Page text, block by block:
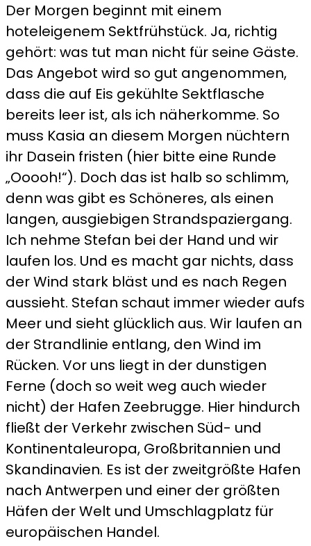
Der Morgen beginnt mit einem
hoteleigenem Sektfrühstück. Ja, richtig
gehört: was tut man nicht für seine Gäste.
Das Angebot wird so gut angenommen,
dass die auf Eis gekühlte Sektflasche
bereits leer ist, als ich näherkomme. So
muss Kasia an diesem Morgen nüchtern
ihr Dasein fristen (hier bitte eine Runde
„Ooooh!“). Doch das ist halb so schlimm,
denn was gibt es Schöneres, als einen
langen, ausgiebigen Strandspaziergang.
Ich nehme Stefan bei der Hand und wir
laufen los. Und es macht gar nichts, dass
der Wind stark bläst und es nach Regen
aussieht. Stefan schaut immer wieder aufs
Meer und sieht glücklich aus. Wir laufen an
der Strandlinie entlang, den Wind im
Rücken. Vor uns liegt in der dunstigen
Ferne (doch so weit weg auch wieder
nicht) der Hafen Zeebrugge. Hier hindurch
fließt der Verkehr zwischen Süd- und
Kontinentaleuropa, Großbritannien und
Skandinavien. Es ist der zweitgrößte Hafen
nach Antwerpen und einer der größten
Häfen der Welt und Umschlagplatz für
europäischen Handel.